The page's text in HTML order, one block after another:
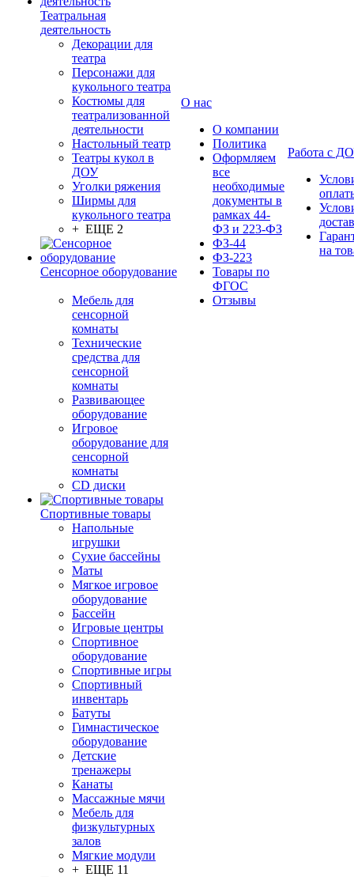
Театральная
деятельность
Декорации для
театра
Персонажи для
кукольного театра
Костюмы для
театрализованной
деятельности
Настольный театр
Театры кукол в
ДОУ
Уголки ряжения
Ширмы для
кукольного театра
+ ЕЩЕ 2
Сенсорное оборудование
Мебель для
сенсорной
комнаты
Технические
средства для
сенсорной
комнаты
Развивающее
оборудование
Игровое
оборудование для
сенсорной
комнаты
CD диски
Спортивные товары
Напольные
игрушки
Сухие бассейны
Маты
Мягкое игровое
оборудование
Бассейн
Игровые центры
Спортивное
оборудование
Спортивные игры
Спортивный
инвентарь
Батуты
Гимнастическое
оборудование
Детские
тренажеры
Канаты
Массажные мячи
Мебель для
физкультурных
залов
Мягкие модули
+ ЕЩЕ 11
О нас
О компании
Политика
Оформляем
все
необходимые
документы в
рамках 44-
ФЗ и 223-ФЗ
ФЗ-44
ФЗ-223
Товары по
ФГОС
Отзывы
Работа с
на